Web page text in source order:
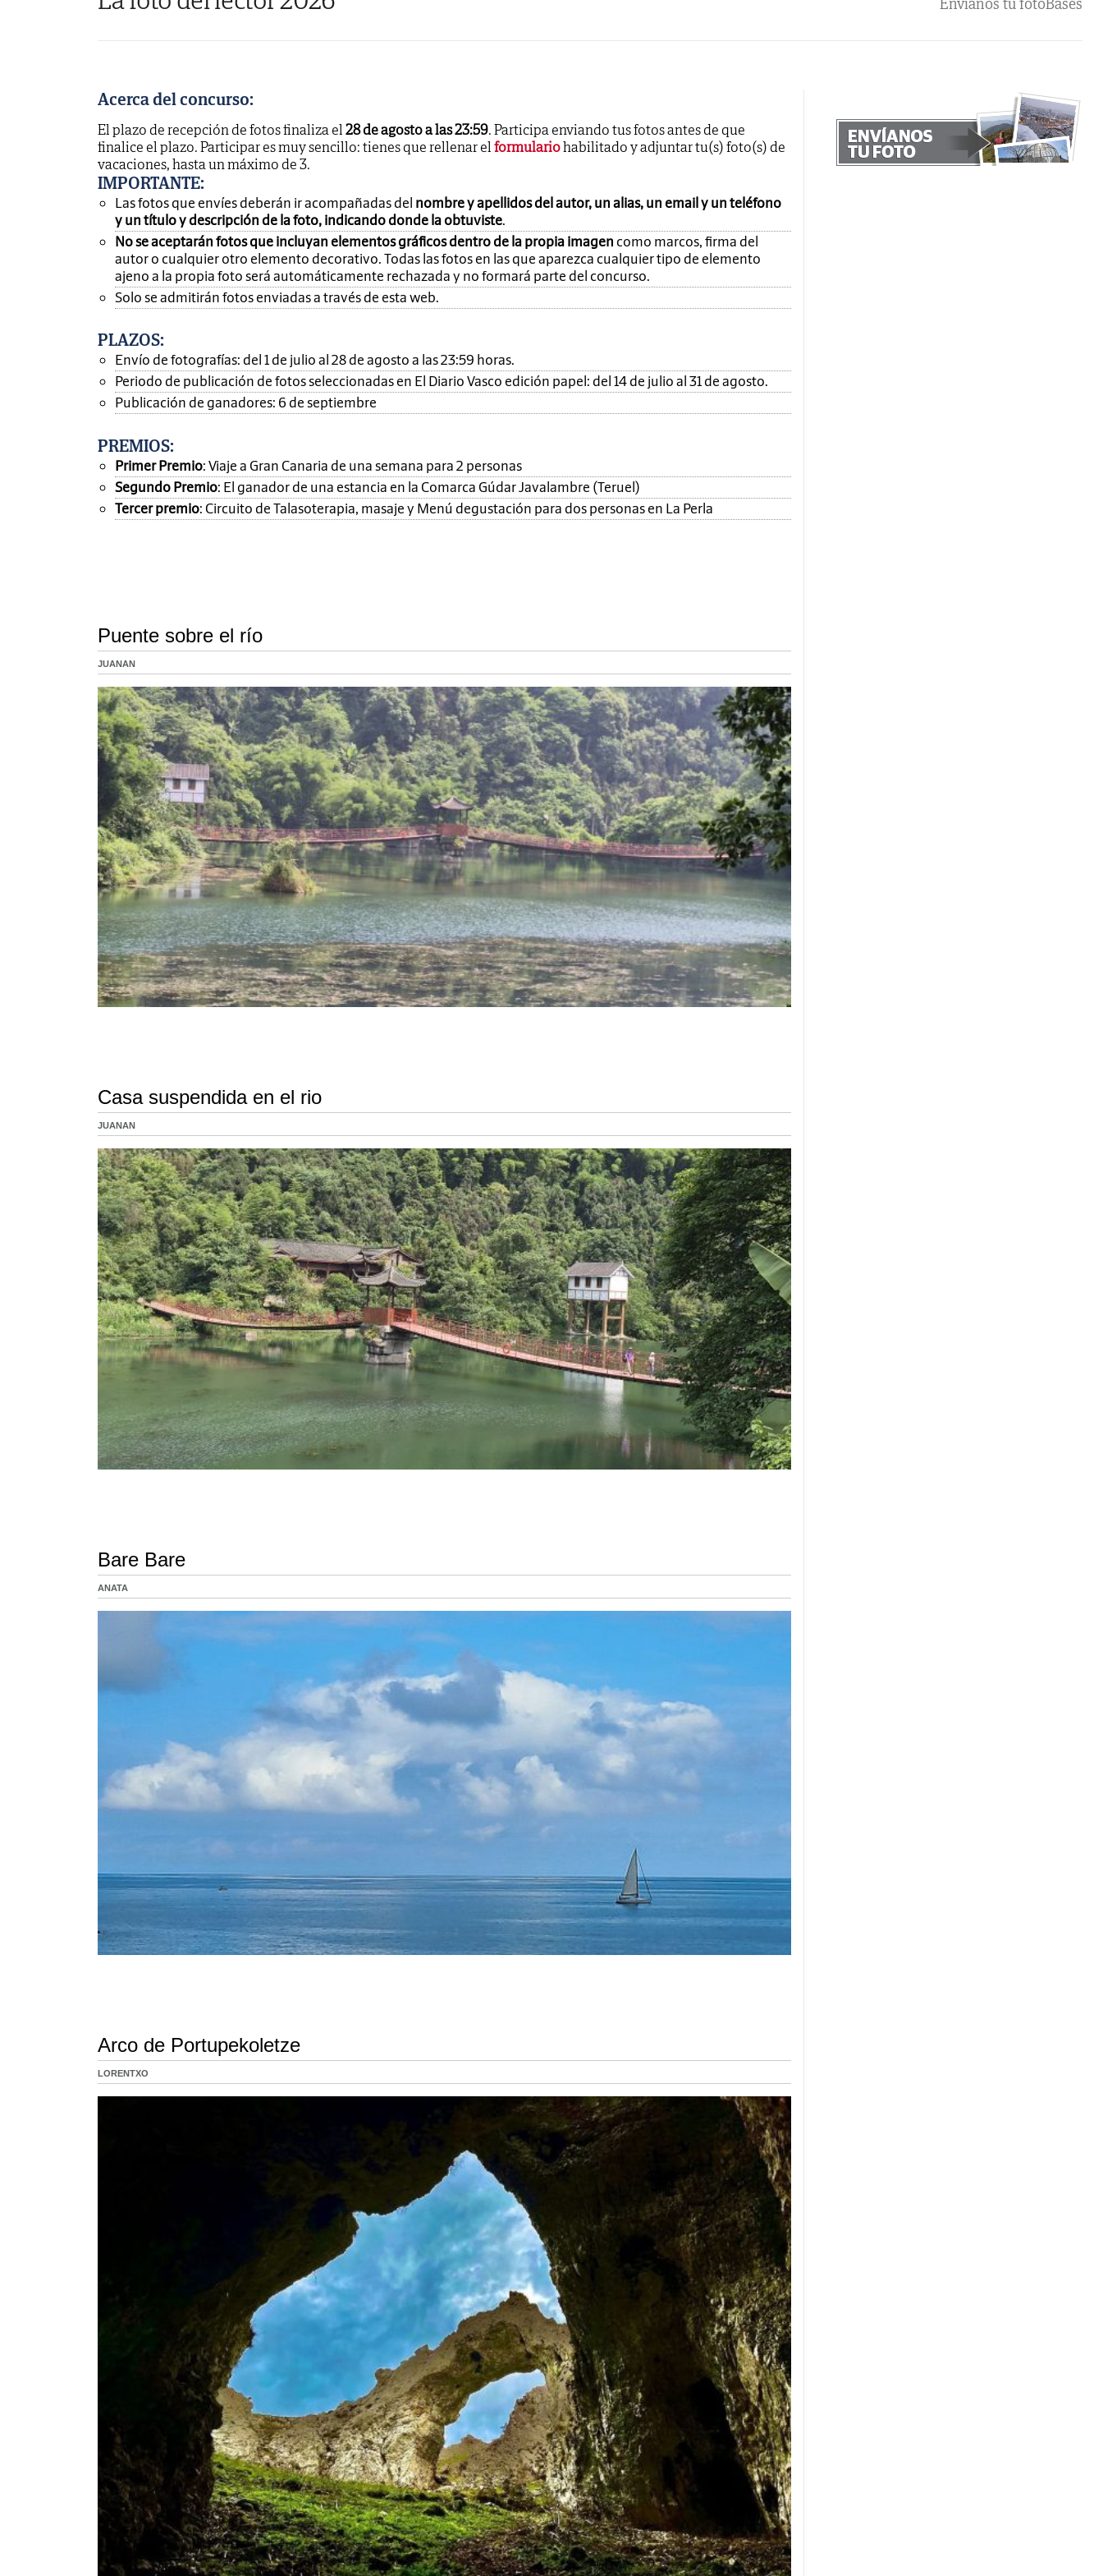
Envíanos tu fotoBases
Acerca del concurso:
El plazo de recepción de fotos finaliza el28 de agosto a las 23:59. Participa enviando tus fotos antes de que
finalice el plazo. Participar es muy sencillo: tienes que rellenar elformulariohabilitado y adjuntar tu(s) foto(s) de
vacaciones, hasta un máximo de 3.
IMPORTANTE:
Las fotos que envíes deberán ir acompañadas del nombre y apellidos del autor, un alias, un email y un teléfono
y un título y descripción de la foto, indicando donde la obtuviste.
No se aceptarán fotos que incluyan elementos gráficos dentro de la propia imagen como marcos, firma del
autor o cualquier otro elemento decorativo. Todas las fotos en las que aparezca cualquier tipo de elemento
ajeno a la propia foto será automáticamente rechazada y no formará parte del concurso.
Solo se admitirán fotos enviadas a través de esta web.
PLAZOS:
Envío de fotografías: del 1 de julio al 28 de agosto a las 23:59 horas.
Periodo de publicación de fotos seleccionadas en El Diario Vasco edición papel: del 14 de julio al 31 de agosto.
Publicación de ganadores: 6 de septiembre
PREMIOS:
Primer Premio: Viaje a Gran Canaria de una semana para 2 personas
Segundo Premio: El ganador de una estancia en la Comarca Gúdar Javalambre (Teruel)
Tercer premio: Circuito de Talasoterapia, masaje y Menú degustación para dos personas en La Perla
Puente sobre el río
JUANAN
Casa suspendida en el rio
JUANAN
Bare Bare
ANATA
Arco de Portupekoletze
LORENTXO